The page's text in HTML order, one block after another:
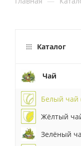
Каталог
Чай
Белый чай
Жёлтый
Зелёный